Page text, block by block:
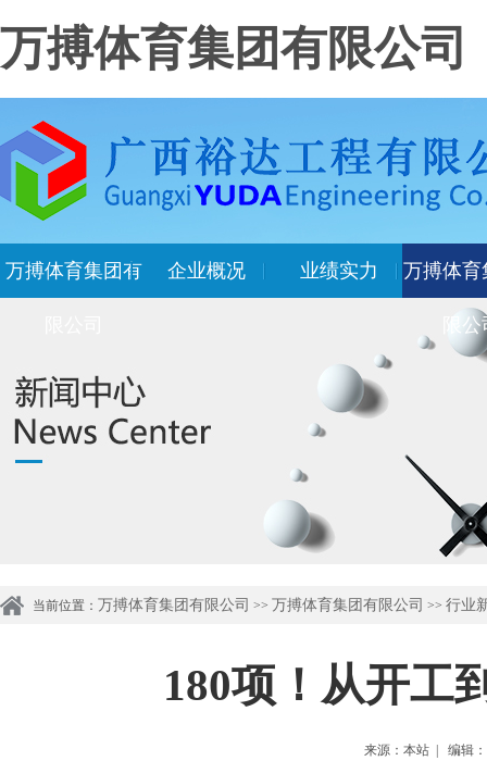
万搏体育集团有限公司
万搏体育集团有 企业概况 业绩实力 万搏体育
限
当前位置： 万搏体育集团有限公司 >> 万搏体育集团有限公司 >> 行业
180项！从开工
来源：本站 | 编辑